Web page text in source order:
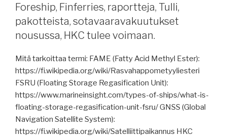
jäänmurtajatilauksista,
satamakaupoista,
Wärtsilä,
Win
raportteja,
IMO
päätöksiä,
asiakirjapetoksia,
HKC
voimaan.”
Foreship, Finferries, raportteja, Tulli,
pakotteista, sotavaaravakuutukset
nousussa, HKC tulee voimaan.
Mitä tarkoittaa termi: FAME (Fatty Acid Methyl Ester):
https://fi.wikipedia.org/wiki/Rasvahappometyyliesteri
FSRU (Floating Storage Regasification Unit):
https://www.marineinsight.com/types-of-ships/what-is-
floating-storage-regasification-unit-fsru/ GNSS (Global
Navigation Satellite System):
https://fi.wikipedia.org/wiki/Satelliittipaikannus HKC